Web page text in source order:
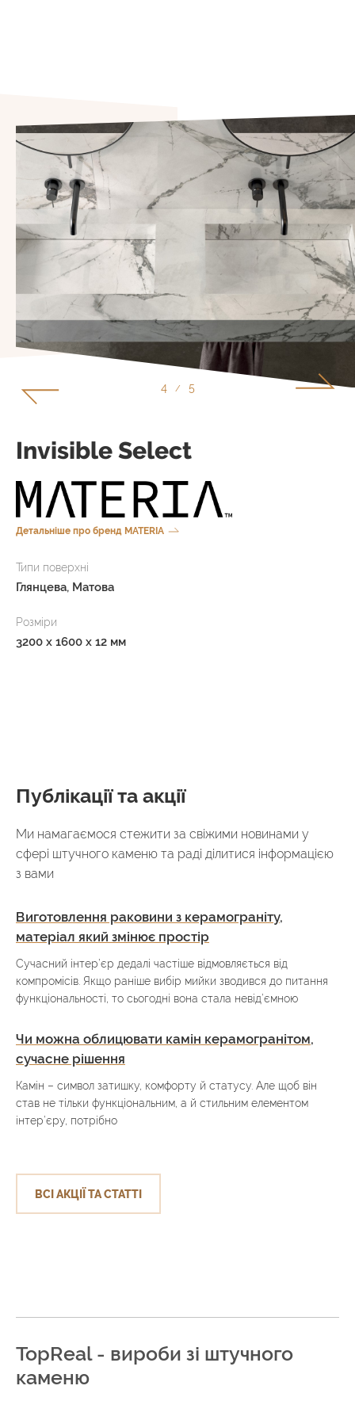
5 / 5
Invisible Select
Детальніше про бренд MATERIA
Типи поверхні
Глянцева, Матова
Розміри
3200 x 1600 x 12 мм
Публікації та акції
Ми намагаємося стежити за свіжими новинами у
сфері штучного каменю та раді ділитися інформацією
з вами
Виготовлення раковини з керамограніту,
матеріал який змінює простір
Сучасний інтер’єр дедалі частіше відмовляється від
компромісів. Якщо раніше вибір мийки зводився до питання
функціональності, то сьогодні вона стала невід’ємною
Чи можна облицювати камін керамогранітом,
сучасне рішення
Камін – символ затишку, комфорту й статусу. Але щоб він
став не тільки функціональним, а й стильним елементом
інтер’єру, потрібно
ВСІ АКЦІЇ ТА СТАТТІ
TopReal - вироби зі штучного
каменю